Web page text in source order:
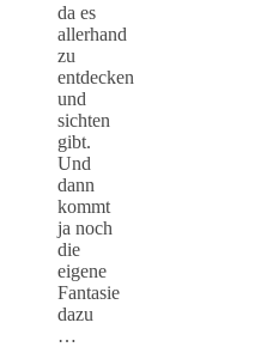
da es
allerhand
zu
entdecken
und
sichten
gibt.
Und
dann
kommt
ja noch
die
eigene
Fantasie
dazu
…